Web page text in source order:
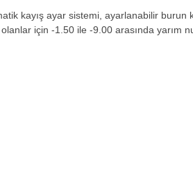
kayış ayar sistemi, ayarlanabilir
için -1.50 ile -9.00 arasında yarım